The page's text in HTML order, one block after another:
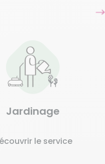
Jardinage
le service